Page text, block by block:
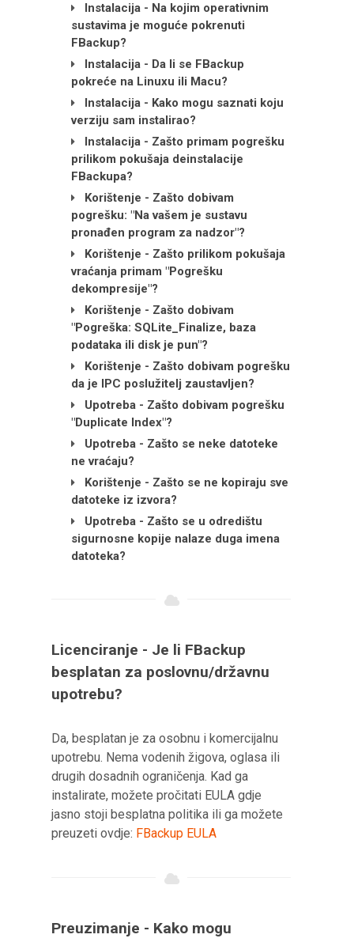
Instalacija - Na kojim operativnim
sustavima je moguće pokrenuti
FBackup?
Instalacija - Da li se FBackup
pokreće na Linuxu ili Macu?
Instalacija - Kako mogu saznati koju
verziju sam instalirao?
Instalacija - Zašto primam pogrešku
prilikom pokušaja deinstalacije
FBackupa?
Korištenje - Zašto dobivam
pogrešku: "Na vašem je sustavu
pronađen program za nadzor"?
Korištenje - Zašto prilikom pokušaja
vraćanja primam "Pogrešku
dekompresije"?
Korištenje - Zašto dobivam
"Pogreška: SQLite_Finalize, baza
podataka ili disk je pun"?
Korištenje - Zašto dobivam pogrešku
da je IPC poslužitelj zaustavljen?
Upotreba - Zašto dobivam pogrešku
"Duplicate Index"?
Upotreba - Zašto se neke datoteke
ne vraćaju?
Korištenje - Zašto se ne kopiraju sve
datoteke iz izvora?
Upotreba - Zašto se u odredištu
sigurnosne kopije nalaze duga imena
datoteka?
Licenciranje - Je li FBackup
besplatan za poslovnu/državnu
upotrebu?
Da, besplatan je za osobnu i komercijalnu
upotrebu. Nema vodenih žigova, oglasa ili
drugih dosadnih ograničenja. Kad ga
instalirate, možete pročitati EULA gdje
jasno stoji besplatna politika ili ga možete
preuzeti ovdje: FBackup EULA
Preuzimanje - Kako mogu